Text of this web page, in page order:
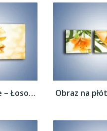
Obraz na płótnie – Łososiowe pachnące...